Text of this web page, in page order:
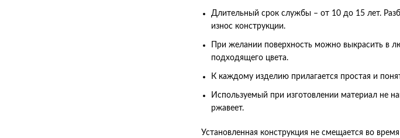
Длительный срок службы – от 10 до 15 лет.
износ конструкции.
При желании поверхность можно выкрасить в
подходящего цвета.
К каждому изделию прилагается простая и
Используемый при изготовлении материал не
ржавеет.
Установленная конструкция не смещается во